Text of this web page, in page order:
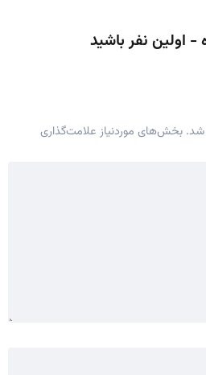
اولین نفر باشید
شد. بخش‌های موردنیاز علامت‌گذاری